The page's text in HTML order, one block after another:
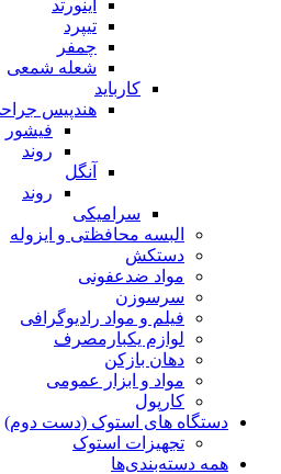
اینورتد
تیپرد
چمفر
شعله شمعی
کارباید
هندپیس
فیشور
روند
آنگل
روند
سرامیکی
البسه محافظتی و ایزوله
دستکش
مواد ضدعفونی
سرسوزن
فیلم و مواد رادیوگرافی
لوازم یکبارمصرف
دهان بازکن
مواد و ابزار عمومی
کارپول
دستگاه های استوک (دست دوم)
تجهیزات استوک
همه دسته‌بندی‌ها